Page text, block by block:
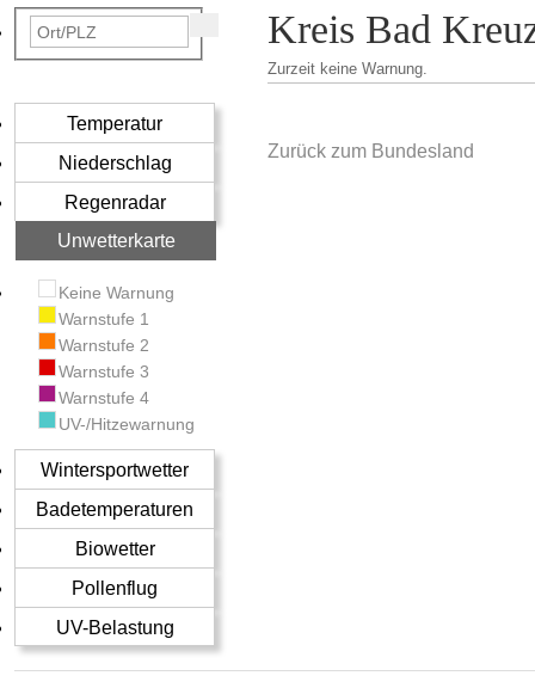
Temperatur
Niederschlag
Regenradar
Unwetterkarte
Keine Warnung
Warnstufe 1
Warnstufe 2
Warnstufe 3
Warnstufe 4
UV-/Hitzewarnung
Wintersportwetter
Badetemperaturen
Biowetter
Pollenflug
UV-Belastung
Kreis Bad
Zurzeit keine Warnung.
Zurück zum Bundesland